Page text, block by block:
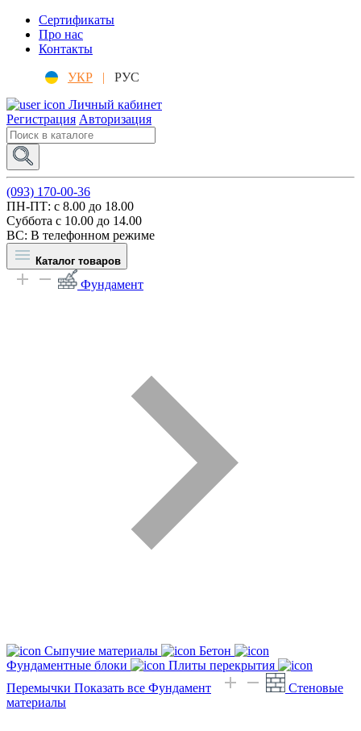
Сертификаты
Про нас
Контакты
УКР |
РУС
Личный кабинет
Регистрация Авторизация
(093) 170-00-36
ПН-ПТ: c 8.00 до 18.00
Суббота с 10.00 до 14.00
ВС: В телефонном режиме
Каталог товаров
Фундамент
Сыпучие материалы
Бетон
Фундаментные блоки
Плиты перекрытия
Перемычки Показать все Фундамент
Стеновые
материалы